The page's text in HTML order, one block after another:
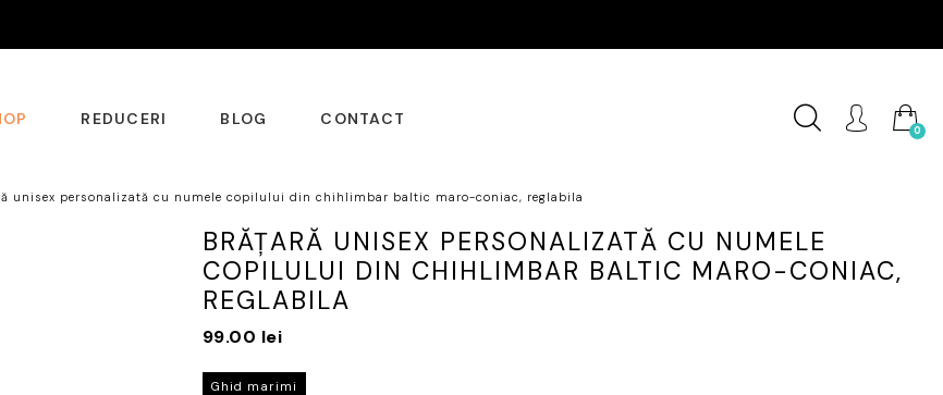
REDUCERI BLOG CONTACT
0
unisex personalizată cu numele copilului din chihlimbar baltic maro-coniac, reglabila
BRĂȚARĂ UNISEX PERSONALIZATĂ CU NUMELE
COPILULUI DIN CHIHLIMBAR BALTIC MARO-CONIAC,
REGLABILA
99.00 lei
Ghid marimi